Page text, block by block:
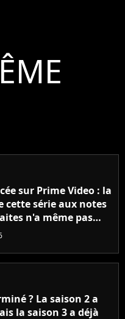
sur Prime Video : la
cette série aux notes
n'a même pas
mais elle se
? La saison 2 a
la saison 3 a déjà